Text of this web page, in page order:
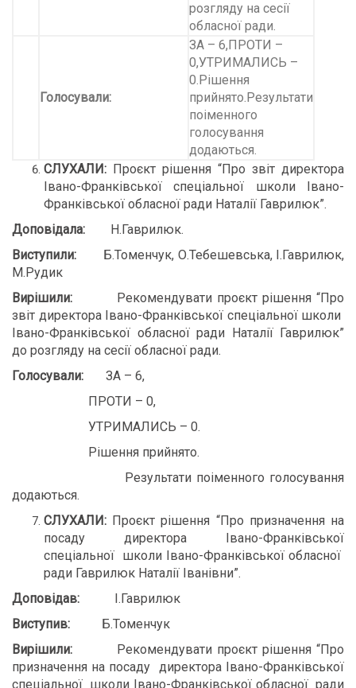
розгляду на сесії
обласної ради.
Голосували:
ЗА – 6,ПРОТИ –
0,УТРИМАЛИСЬ –
0.Рішення
прийнято.Результати
поіменного
голосування
додаються.
СЛУХАЛИ: Проєкт рішення “Про звіт директора
Івано-Франківської спеціальної школи Івано-
Франківської обласної ради Наталії Гаврилюк”.
Доповідала: Н.Гаврилюк.
Виступили: Б.Томенчук, О.Тебешевська, І.Гаврилюк,
М.Рудик
Вирішили: Рекомендувати проєкт рішення “Про
звіт директора Івано-Франківської спеціальної школи
Івано-Франківської обласної ради Наталії Гаврилюк”
до розгляду на сесії обласної ради.
Голосували: ЗА – 6,
ПРОТИ – 0,
УТРИМАЛИСЬ – 0.
Рішення прийнято.
Результати поіменного голосування
додаються.
СЛУХАЛИ: Проєкт рішення “Про призначення на
посаду директора Івано-Франківської
спеціальної школи Івано-Франківської обласної
ради Гаврилюк Наталії Іванівни”.
Доповідав: І.Гаврилюк
Виступив: Б.Томенчук
Вирішили: Рекомендувати проєкт рішення “Про
призначення на посаду директора Івано-Франківської
спеціальної школи Івано-Франківської обласної ради